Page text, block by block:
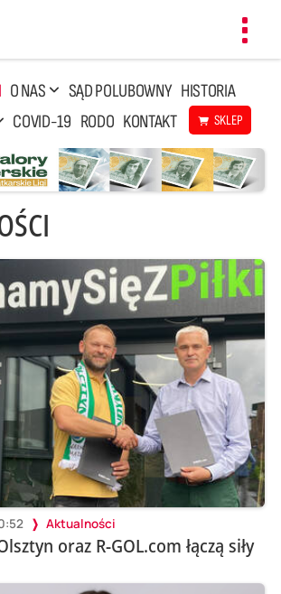
O NAS SĄD POLUBOWNY HISTORIA
COVID-19 RODO KONTAKT SKLEP
Aktualności
oraz R-GOL.com łączą siły